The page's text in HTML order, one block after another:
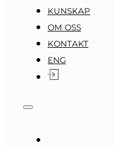
KUNSKAP
OM OSS
KONTAKT
ENG